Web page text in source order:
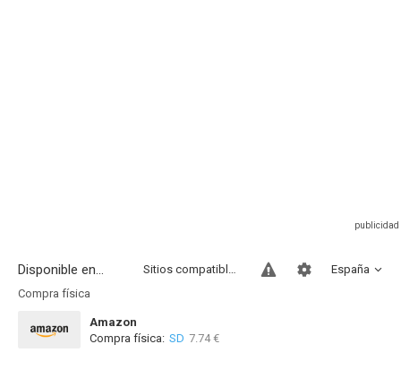
Disponible en... España
Sitios compatibles
Compra física
Amazon
Compra física: SD 7.74 €